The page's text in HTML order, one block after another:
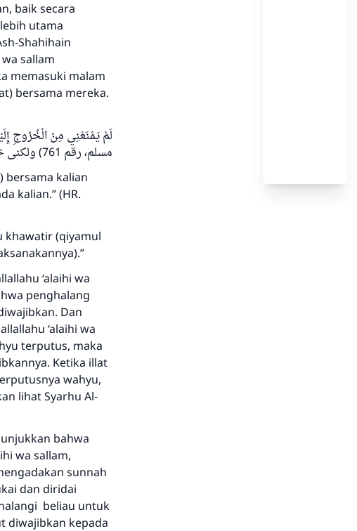
baik secara
utama
Shahihain
sallam
memasuki malam
bersama mereka.
مسلم، رقم 761) ولكنى خشيت أن تفرض عليكم الليل فتعجزوا عنها.
bersama kalian
kalian.” (HR.
khawatir (qiyamul
‘alaihi wa
penghalang
Dan
‘alaihi wa
terputus, maka
Ketika illat
wahyu,
lihat Syarhu Al-
bahwa
wa sallam,
sunnah
dan diridai
beliau untuk
diwajibkan kepada